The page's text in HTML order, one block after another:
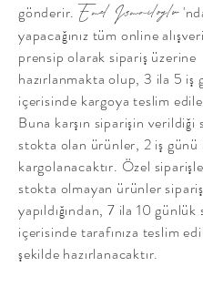
gönderir. Emel Ismailoglu
yapacağınız tüm online
prensip olarak sipariş üzerine
hazırlanmakta olup, 3 ila 5 iş
içerisinde kargoya teslim
Buna karşın siparişin verildiği
stokta olan ürünler, 2 iş günü
kargolanacaktır. Özel
stokta olmayan ürünler
yapıldığından, 7 ila 10 günlük
içerisinde tarafınıza teslim
şekilde hazırlanacaktır.